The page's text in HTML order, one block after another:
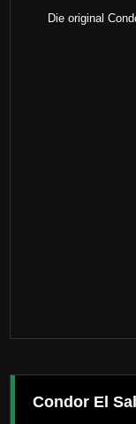
Die original
Condor El